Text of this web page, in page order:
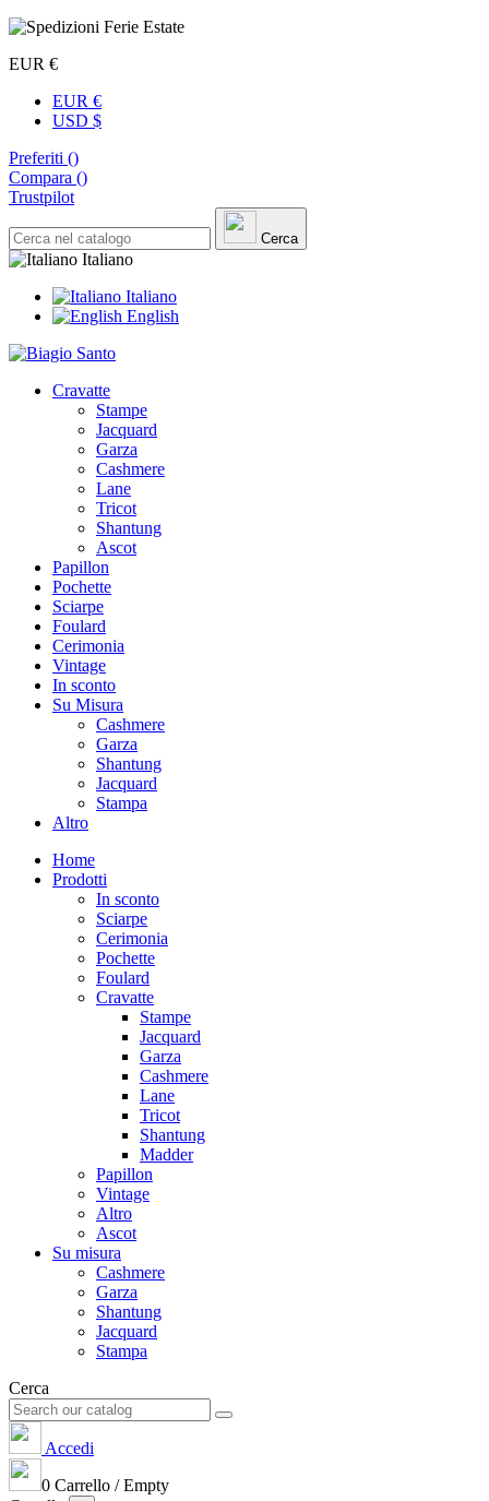
EUR €
EUR €
USD $
Preferiti ()
Compara ()
Trustpilot
Cerca
Italiano
Italiano
English
Cravatte
Stampe
Jacquard
Garza
Cashmere
Lane
Tricot
Shantung
Ascot
Papillon
Pochette
Sciarpe
Foulard
Cerimonia
Vintage
In sconto
Su Misura
Cashmere
Garza
Shantung
Jacquard
Stampa
Altro
Home
Prodotti
In sconto
Sciarpe
Cerimonia
Pochette
Foulard
Cravatte
Stampe
Jacquard
Garza
Cashmere
Lane
Tricot
Shantung
Madder
Papillon
Vintage
Altro
Ascot
Su misura
Cashmere
Garza
Shantung
Jacquard
Stampa
Cerca
Accedi
0 Carrello /Empty